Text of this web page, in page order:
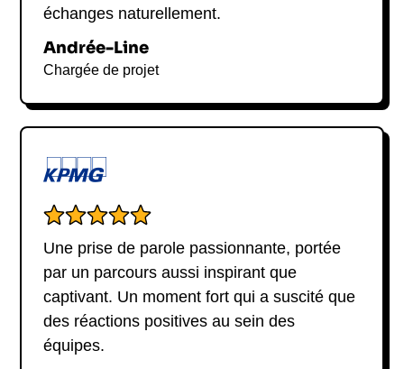
échanges naturellement.
Andrée-Line
Chargée de projet
Une prise de parole passionnante, portée
par un parcours aussi inspirant que
captivant. Un moment fort qui a suscité que
des réactions positives au sein des
équipes.